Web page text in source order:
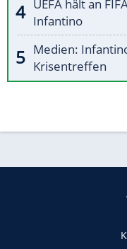
UEFA hält an
Infantino
Medien:
Krisentreffen